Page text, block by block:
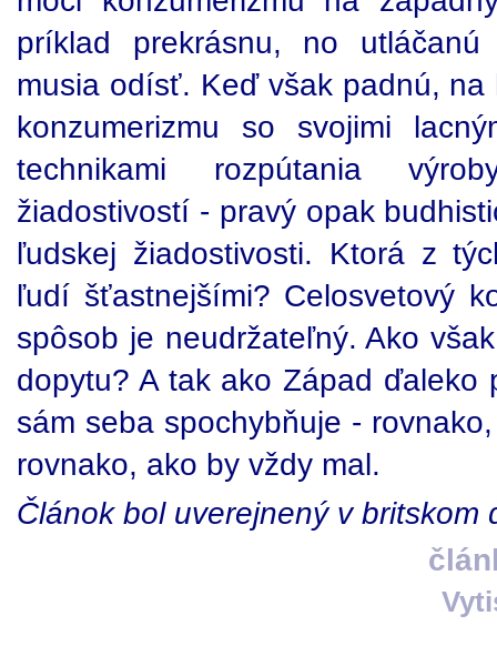
príklad prekrásnu, no
musia odísť. Keď však padnú,
konzumerizmu so svojimi
technikami rozpútania
žiadostivostí - pravý opak
ľudskej žiadostivosti. Ktorá z
ľudí šťastnejšími? Celosvetový
spôsob je neudržateľný. Ako
dopytu? A tak ako Západ ďaleko
sám seba spochybňuje -
rovnako, ako by vždy mal.
Článok bol uverejnený v britskom